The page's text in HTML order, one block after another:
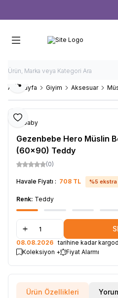
Ana Sayfa Giyim Aksesuar
Favoriye Ekle
Paylaş
b-baby
Gezenbebe Hero Müslin
(60x90) Teddy
(0)
Havale Fiyatı : 708 TL %5
Renk: Teddy
08.08.2026 tarihine kadar
Koleksiyon +
Fiyat Alarmı
Ürün Özellikleri